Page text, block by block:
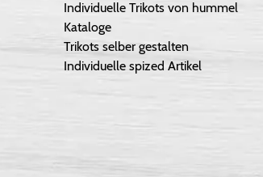
Individuelle Trikots von hummel
Kataloge
Trikots selber gestalten
Individuelle spized Artikel